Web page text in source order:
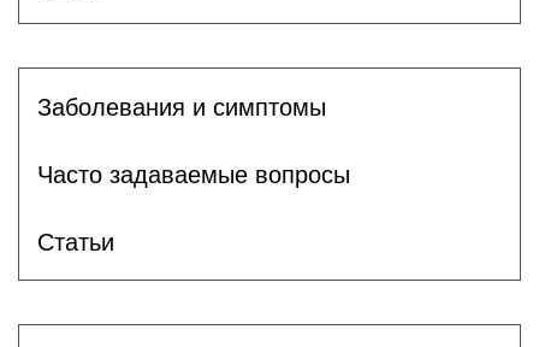
Заболевания и симптомы
Часто задаваемые вопросы
Статьи